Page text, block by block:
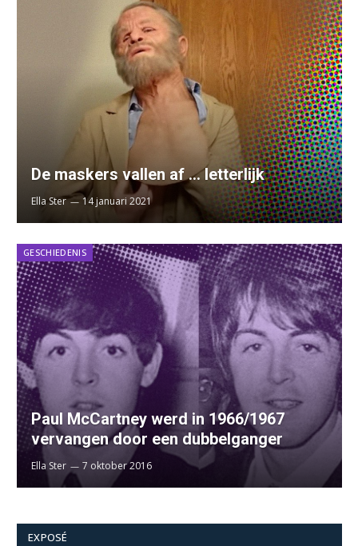
De maskers vallen af … letterlijk
Ella Ster 14 januari 2021
GESCHIEDENIS
Paul McCartney werd in 1966/1967
vervangen door een dubbelganger
Ella Ster 7 oktober 2016
EXPOSÉ